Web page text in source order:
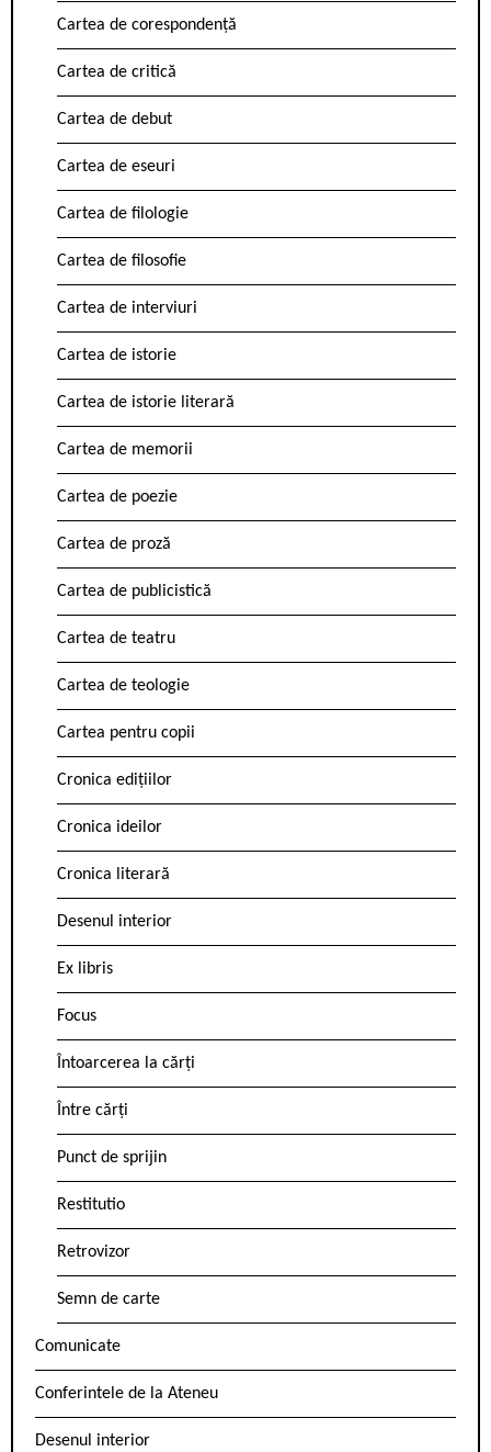
Cartea de corespondență
Cartea de critică
Cartea de debut
Cartea de eseuri
Cartea de filologie
Cartea de filosofie
Cartea de interviuri
Cartea de istorie
Cartea de istorie literară
Cartea de memorii
Cartea de poezie
Cartea de proză
Cartea de publicistică
Cartea de teatru
Cartea de teologie
Cartea pentru copii
Cronica edițiilor
Cronica ideilor
Cronica literară
Desenul interior
Ex libris
Focus
Întoarcerea la cărți
Între cărți
Punct de sprijin
Restitutio
Retrovizor
Semn de carte
Comunicate
Conferintele de la Ateneu
Desenul interior